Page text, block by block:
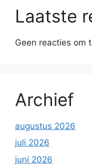
Laatste
Geen reacties om
Archief
augustus 2026
juli 2026
juni 2026